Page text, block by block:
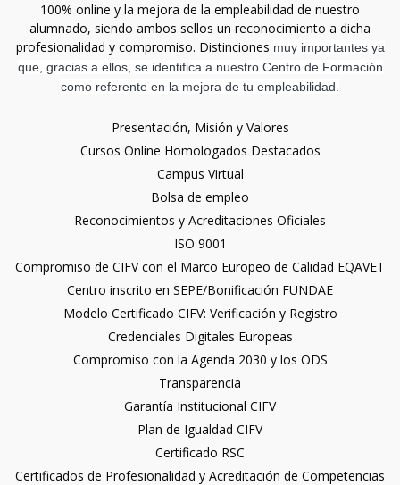
100% online y la mejora de la empleabilidad de nuestro
alumnado, siendo ambos sellos un reconocimiento a dicha
profesionalidad y compromiso. Distinciones muy importantes ya
que, gracias a ellos, se identifica a nuestro Centro de Formación
como referente en la mejora de tu empleabilidad.
Presentación, Misión y Valores
Cursos Online Homologados Destacados
Campus Virtual
Bolsa de empleo
Reconocimientos y Acreditaciones Oficiales
ISO 9001
Compromiso de CIFV con el Marco Europeo de Calidad EQAVET
Centro inscrito en SEPE/Bonificación FUNDAE
Modelo Certificado CIFV: Verificación y Registro
Credenciales Digitales Europeas
Compromiso con la Agenda 2030 y los ODS
Transparencia
Garantía Institucional CIFV
Plan de Igualdad CIFV
Certificado RSC
Certificados de Profesionalidad y Acreditación de Competencias